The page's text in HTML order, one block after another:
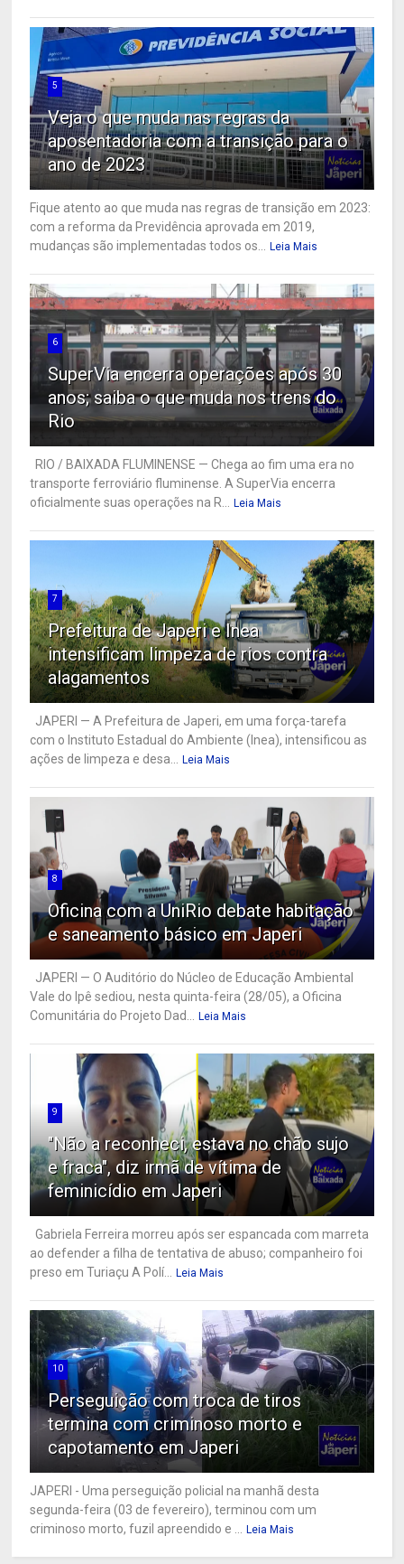
5
Veja o que muda nas regras da
aposentadoria com a transição para o
ano de 2023
Fique atento ao que muda nas regras de transição em 2023:
com a reforma da Previdência aprovada em 2019,
mudanças são implementadas todos os...
Leia Mais
6
SuperVia encerra operações após 30
anos; saiba o que muda nos trens do
Rio
RIO / BAIXADA FLUMINENSE — Chega ao fim uma era no
transporte ferroviário fluminense. A SuperVia encerra
oficialmente suas operações na R...
Leia Mais
7
Prefeitura de Japeri e Inea
intensificam limpeza de rios contra
alagamentos
JAPERI — A Prefeitura de Japeri, em uma força-tarefa
com o Instituto Estadual do Ambiente (Inea), intensificou as
ações de limpeza e desa...
Leia Mais
8
Oficina com a UniRio debate habitação
e saneamento básico em Japeri
JAPERI — O Auditório do Núcleo de Educação Ambiental
Vale do Ipê sediou, nesta quinta-feira (28/05), a Oficina
Comunitária do Projeto Dad...
Leia Mais
9
"Não a reconheci, estava no chão sujo
e fraca", diz irmã de vítima de
feminicídio em Japeri
Gabriela Ferreira morreu após ser espancada com marreta
ao defender a filha de tentativa de abuso; companheiro foi
preso em Turiaçu A Polí...
Leia Mais
10
Perseguição com troca de tiros
termina com criminoso morto e
capotamento em Japeri
JAPERI - Uma perseguição policial na manhã desta
segunda-feira (03 de fevereiro), terminou com um
criminoso morto, fuzil apreendido e ...
Leia Mais